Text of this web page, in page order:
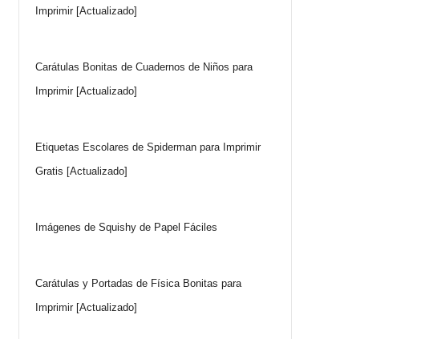
Imprimir [Actualizado]
Carátulas Bonitas de Cuadernos de Niños para
Imprimir [Actualizado]
Etiquetas Escolares de Spiderman para Imprimir
Gratis [Actualizado]
Imágenes de Squishy de Papel Fáciles
Carátulas y Portadas de Física Bonitas para
Imprimir [Actualizado]